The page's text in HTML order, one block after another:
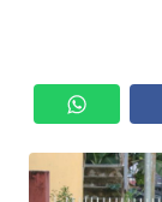
SERBA-
SERBI
OPINI